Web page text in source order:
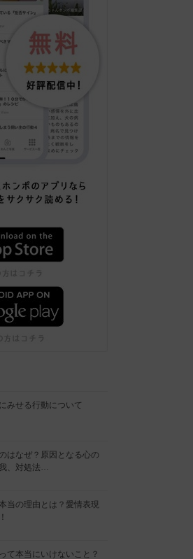
みせる行動について
はなぜ？原因となる心の
、対処法…
当の理由とは？愛情表現
て本当にいけないこと？